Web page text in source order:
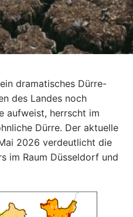
dramatisches Dürre-
des Landes noch
aufweist, herrscht im
Dürre. Der aktuelle
2026 verdeutlicht die
im Raum Düsseldorf und